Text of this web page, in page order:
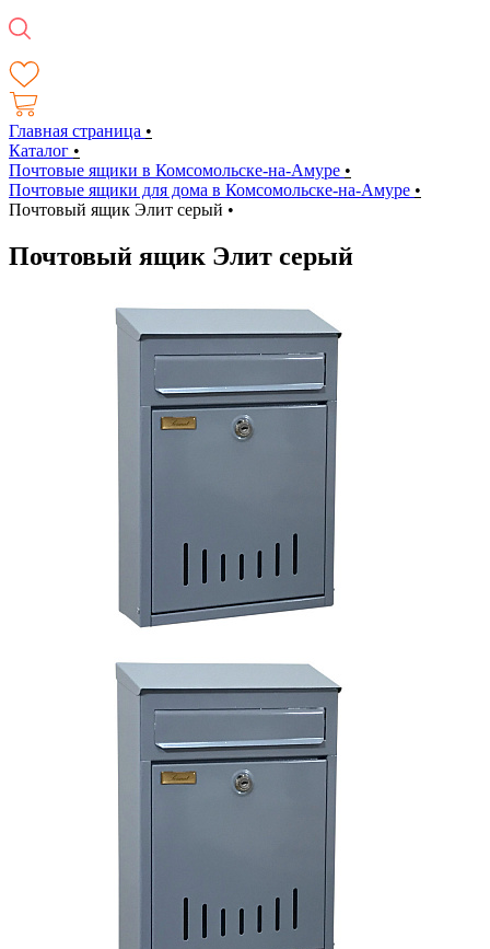
Главная страница •
Каталог •
Почтовые ящики в Комсомольске-на-Амуре •
Почтовые ящики для дома в Комсомольске-на-Амуре •
Почтовый ящик Элит серый •
Почтовый ящик Элит серый